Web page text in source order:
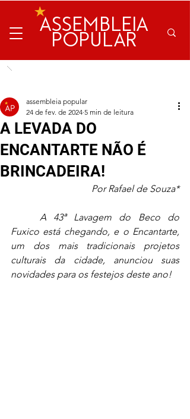
ASSEMBLEIA
POPULAR
A LEVADA DO
ENCANTARTE NÃO É
BRINCADEIRA!
assembleia popular
24 de fev. de 2024 5 min de leitura
Por Rafael de Souza*
A 43ª Lavagem do Beco do
Fuxico está chegando, e o Encantarte,
um dos mais tradicionais projetos
culturais da cidade, anunciou suas
novidades para os festejos deste ano!